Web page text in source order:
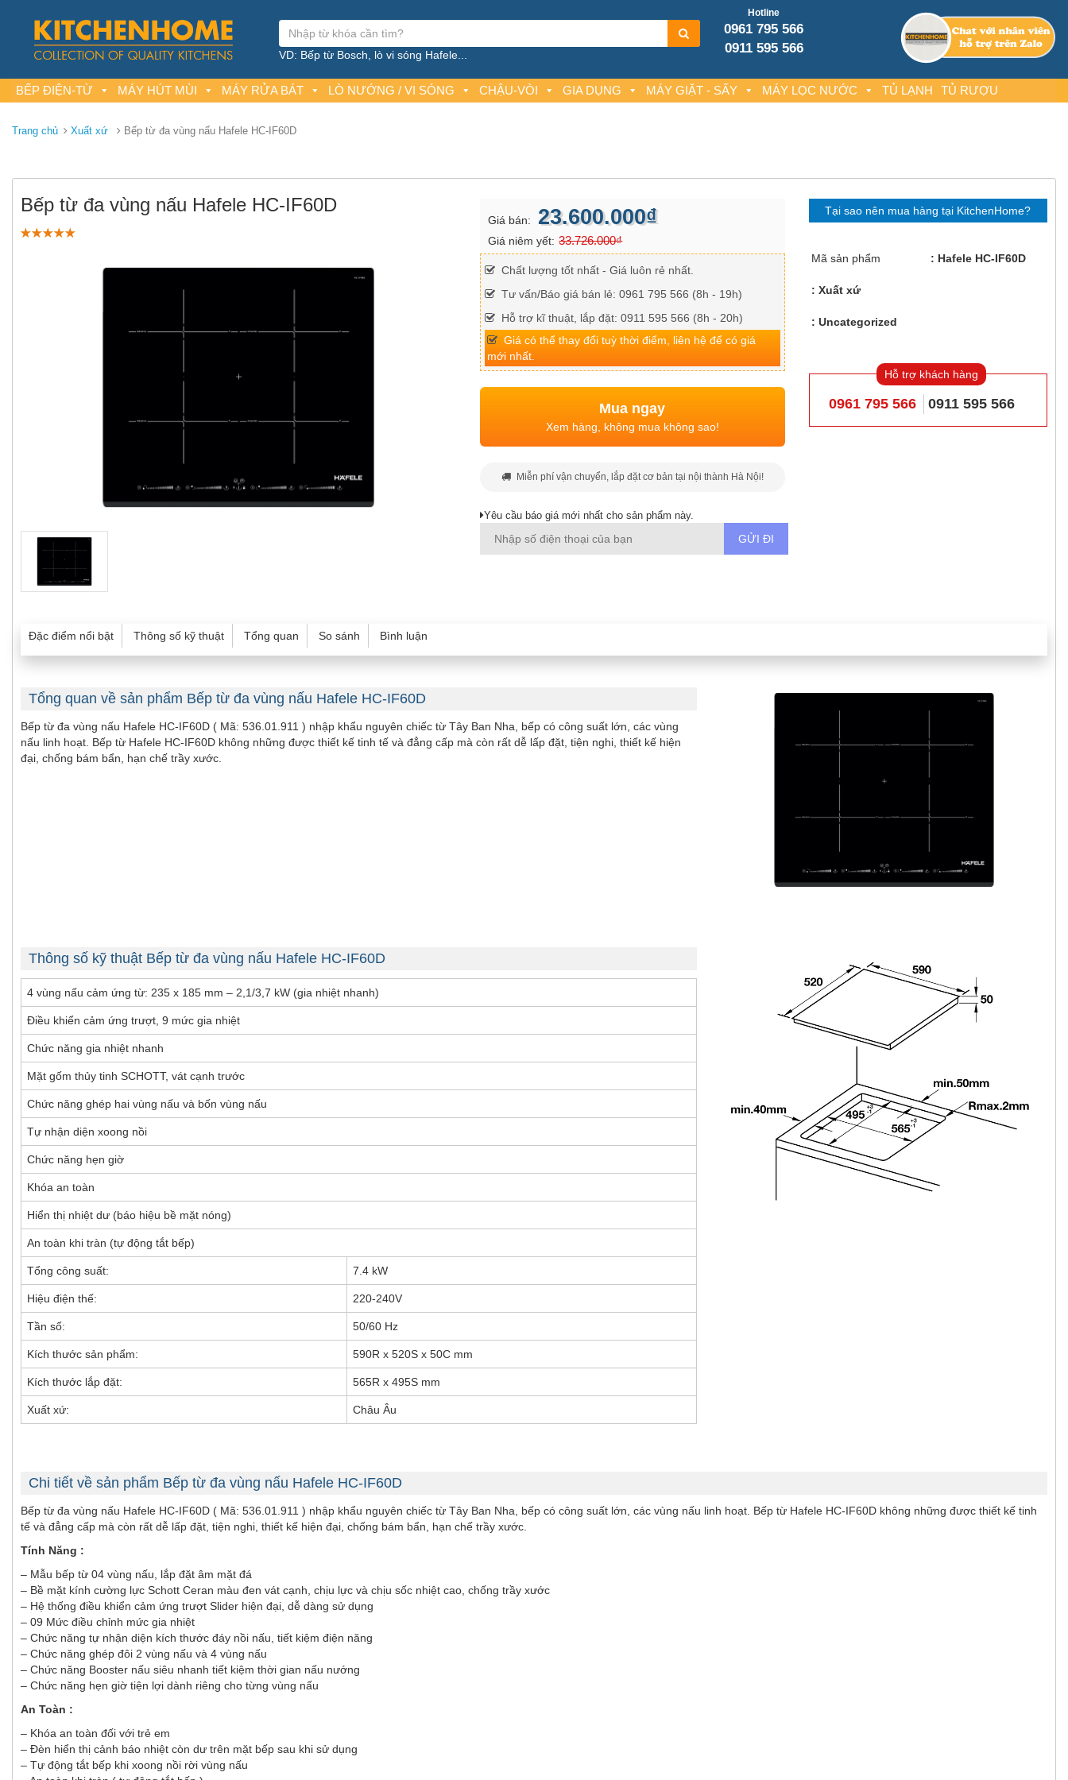
Hotline
0961 795 566
0911 595 566
VD: Bếp từ Bosch, lò vi sóng Hafele...
BẾP ĐIỆN-TỪ MÁY HÚT MÙI MÁY RỬA BÁT LÒ NƯỚNG / VI SÓNG CHẬU-VÒI GIA DỤNG MÁY GIẶT - SẤY MÁY LỌC NƯỚC TỦ LẠNH TỦ RƯỢU
Trang chủ Xuất xứ Bếp từ đa vùng nấu Hafele HC-IF60D
Bếp từ đa vùng nấu Hafele HC-IF60D
Giá bán: 23.600.000₫
Giá niêm yết: 33.726.000₫
Chất lượng tốt nhất - Giá luôn rẻ nhất.
Tư vấn/Báo giá bán lẻ: 0961 795 566 (8h - 19h)
Hỗ trợ kĩ thuật, lắp đặt: 0911 595 566 (8h - 20h)
Giá có thể thay đổi tuỳ thời điểm, liên hệ để có giá
mới nhất.
Mua ngay
Xem hàng, không mua không sao!
Miễn phí vận chuyển, lắp đặt cơ bản tại nội thành Hà Nội!
Yêu cầu báo giá mới nhất cho sản phẩm này.
Tại sao nên mua hàng tại KitchenHome?
Mã sản phẩm Hafele HC-IF60D
Xuất xứ
Uncategorized
Hỗ trợ khách hàng
0961 795 566 0911 595 566
Đặc điểm nổi bật Thông số kỹ thuật Tổng quan So sánh Bình luận
Tổng quan về sản phẩm Bếp từ đa vùng nấu Hafele HC-IF60D
Bếp từ đa vùng nấu Hafele HC-IF60D ( Mã: 536.01.911 ) nhập khẩu nguyên chiếc từ Tây Ban Nha, bếp có công suất lớn, các vùng
nấu linh hoạt. Bếp từ Hafele HC-IF60D không những được thiết kế tinh tế và đẳng cấp mà còn rất dễ lấp đặt, tiện nghi, thiết kế hiện
đại, chống bám bẩn, hạn chế trầy xước.
Thông số kỹ thuật Bếp từ đa vùng nấu Hafele HC-IF60D
4 vùng nấu cảm ứng từ: 235 x 185 mm – 2,1/3,7 kW (gia nhiệt nhanh)
Điều khiển cảm ứng trượt, 9 mức gia nhiệt
Chức năng gia nhiệt nhanh
Mặt gốm thủy tinh SCHOTT, vát cạnh trước
Chức năng ghép hai vùng nấu và bốn vùng nấu
Tự nhận diện xoong nồi
Chức năng hẹn giờ
Khóa an toàn
Hiển thị nhiệt dư (báo hiệu bề mặt nóng)
An toàn khi tràn (tự động tắt bếp)
Tổng công suất: 7.4 kW
Hiệu điện thế: 220-240V
Tần số: 50/60 Hz
Kích thước sản phẩm: 590R x 520S x 50C mm
Kích thước lắp đặt: 565R x 495S mm
Xuất xứ: Châu Âu
Chi tiết về sản phẩm Bếp từ đa vùng nấu Hafele HC-IF60D
Bếp từ đa vùng nấu Hafele HC-IF60D ( Mã: 536.01.911 ) nhập khẩu nguyên chiếc từ Tây Ban Nha, bếp có công suất lớn, các vùng nấu linh hoạt. Bếp từ Hafele HC-IF60D không những được thiết kế tinh
tế và đẳng cấp mà còn rất dễ lấp đặt, tiện nghi, thiết kế hiện đại, chống bám bẩn, hạn chế trầy xước.
Tính Năng :
– Mẫu bếp từ 04 vùng nấu, lắp đặt âm mặt đá
– Bề mặt kính cường lực Schott Ceran màu đen vát cạnh, chịu lực và chịu sốc nhiệt cao, chống trầy xước
– Hệ thống điều khiển cảm ứng trượt Slider hiện đại, dễ dàng sử dụng
– 09 Mức điều chỉnh mức gia nhiệt
– Chức năng tự nhận diện kích thước đáy nồi nấu, tiết kiệm điện năng
– Chức năng ghép đôi 2 vùng nấu và 4 vùng nấu
– Chức năng Booster nấu siêu nhanh tiết kiệm thời gian nấu nướng
– Chức năng hẹn giờ tiện lợi dành riêng cho từng vùng nấu
An Toàn :
– Khóa an toàn đối với trẻ em
– Đèn hiển thị cảnh báo nhiệt còn dư trên mặt bếp sau khi sử dụng
– Tự động tắt bếp khi xoong nồi rời vùng nấu